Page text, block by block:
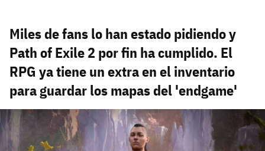
Miles de fans lo han estado pidiendo y
Path of Exile 2 por fin ha cumplido. El
RPG ya tiene un extra en el inventario
para guardar los mapas del 'endgame'
Iniciar sesión Recuperar contraseña
Entra con Google
¿Todavía no tienes cuenta?
Nombre de usuario
Se usa para la dirección de tu página de usuario.
Piénsalo bien porque no podrás cambiarlo. Mínimo 3
caracteres, se pueden usar números (no como
carácter inicial), pero no mayúsculas, espacios, tildes
o caracteres especiales.
Recuperar contraseña